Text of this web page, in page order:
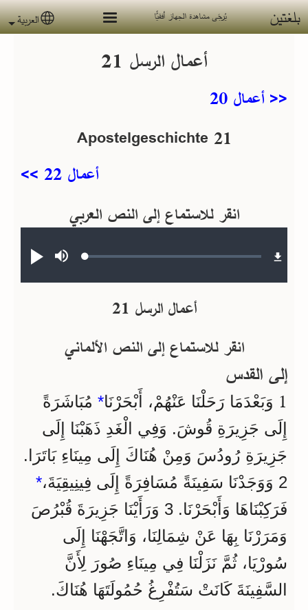
تجاوز إلى المحتوى الرئيسي
بلغتين يُرجَى مشاهدة الجهاز أفقيًّا العربية
أعمال الرسل 21
<< أعمال 20
Apostelgeschichte 21
أعمال 22 >>
انقر للاستماع إلى النص العربي
تشغيلصامتLoaded:
أعمال الرسل 21
انقر للاستماع إلى النص الألماني
إلى القدس
1 وَبَعْدَمَا رَحَلْنَا عَنْهُمْ، أَبْحَرْنَا* مُبَاشَرَةً
إِلَى جَزِيرَةِ قُوشَ. وَفِي الْغَدِ ذَهَبْنَا إِلَى
جَزِيرَةِ رُودُسَ وَمِنْ هُنَاكَ إِلَى مِينَاءِ بَاتَرَا.
2 وَوَجَدْنَا سَفِينَةً مُسَافِرَةً إِلَى فِينِيقِيَةَ،
*
فَرَكِبْنَاهَا وَأَبْحَرْنَا. 3 وَرَأَيْنَا جَزِيرَةَ قُبْرُصَ
وَمَرَرْنَا بِهَا عَنْ شِمَالِنَا، وَاتَّجَهْنَا إِلَى
سُورْيَا، ثُمَّ نَزَلْنَا فِي مِينَاءِ صُورَ لِأَنَّ
السَّفِينَةَ كَانَتْ سَتُفْرِغُ حُمُولَتَهَا هُنَاكَ.